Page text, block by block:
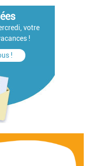
votre
!
!